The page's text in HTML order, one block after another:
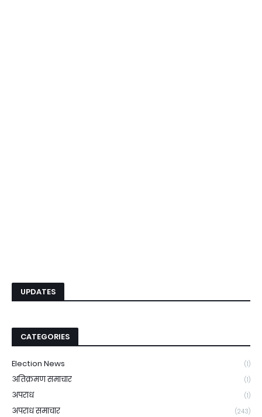
UPDATES
CATEGORIES
Election News (1)
अतिक्रमण समाचार (1)
अपराध (1)
अपराध समाचार (243)